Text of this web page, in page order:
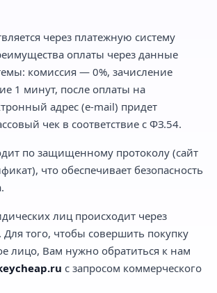
через платежную систему
оплаты через данные
комиссия — 0%, зачисление
1 минут, после оплаты на
адрес (e-mail) придет
чек в соответствие с ФЗ.54.
по защищенному протоколу (сайт
что обеспечивает безопасность
лиц происходит через
Для того, чтобы совершить покупку
лицо, Вам нужно обратиться к нам
с запросом коммерческого